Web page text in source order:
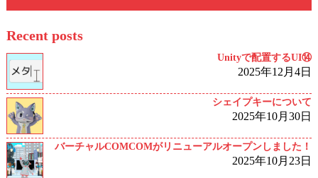
Recent posts
Unityで配置するUI⑭
2025年12月4日
シェイプキーについて
2025年10月30日
バーチャルCOMCOMがリニューアルオープンしました！
2025年10月23日